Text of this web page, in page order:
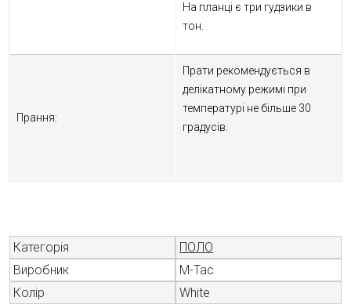
На планці є три гудзики в
тон.
Прання:
Прати рекомендується в
делікатному режимі при
температурі не більше 30
градусів.
Категорія
ПОЛО
Виробник
M-Tac
Колір
White